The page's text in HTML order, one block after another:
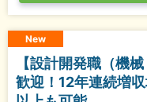
New
【設計開発職（機
歓迎！12年連続増